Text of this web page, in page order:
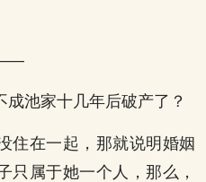
——
池家十几年后破产了？
住在一起，那就说明婚姻
只属于她一个人，那么，